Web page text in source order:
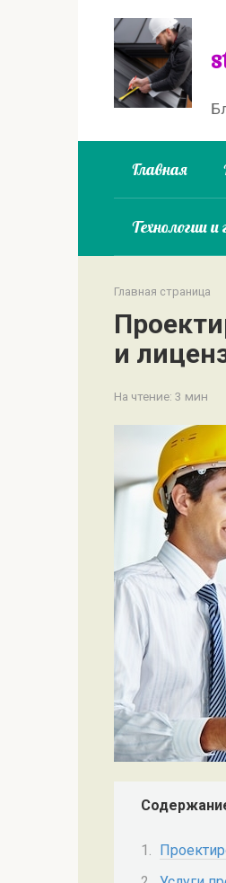
Главная
Технологии
Главная страница
и
На чтение: 3 мин